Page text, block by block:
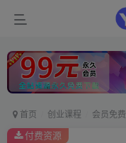
首页 创业课程 会员免费
付费资源